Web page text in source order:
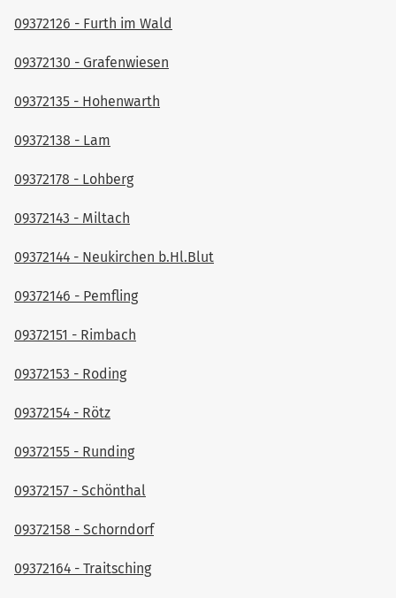
09372126 - Furth im Wald
09372130 - Grafenwiesen
09372135 - Hohenwarth
09372138 - Lam
09372178 - Lohberg
09372143 - Miltach
09372144 - Neukirchen b.Hl.Blut
09372146 - Pemfling
09372151 - Rimbach
09372153 - Roding
09372154 - Rötz
09372155 - Runding
09372157 - Schönthal
09372158 - Schorndorf
09372164 - Traitsching